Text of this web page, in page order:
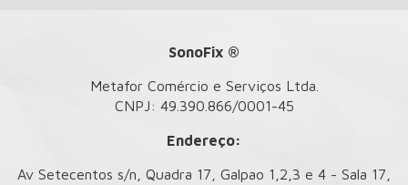
SonoFix ®
Metafor Comércio e Serviços Ltda.
CNPJ: 49.390.866/0001-45
Endereço:
Av Setecentos s/n, Quadra 17, Galpao 1,2,3 e 4 - Sala 17,